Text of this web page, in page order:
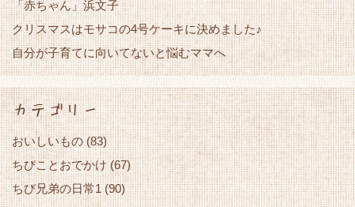
「赤ちゃん」浜文子
クリスマスはモサコの4号ケーキに決めました♪
自分が子育てに向いてないと悩むママへ
カテゴリー
おいしいもの (83)
ちびことおでかけ (67)
ちび兄弟の日常1(90)